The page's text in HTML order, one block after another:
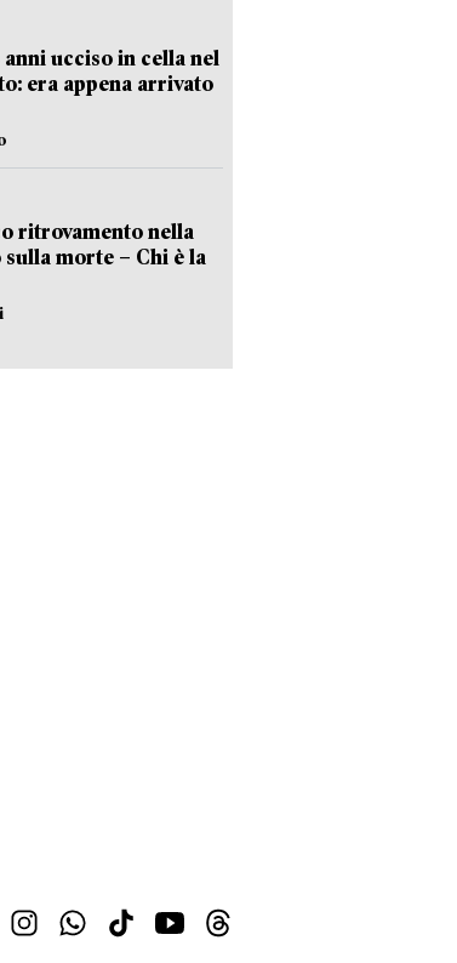
ucciso in cella nel
era appena arrivato
ritrovamento nella
morte – Chi è la